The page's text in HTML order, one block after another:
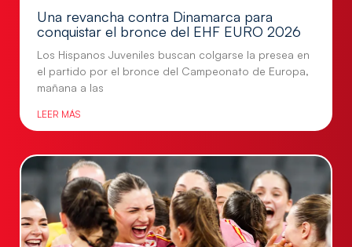
Una revancha contra Dinamarca para
conquistar el bronce del EHF EURO 2026
Los Hispanos Juveniles buscan colgarse la presea en
el partido por el bronce del Campeonato de Europa,
mañana a las
LEER MÁS